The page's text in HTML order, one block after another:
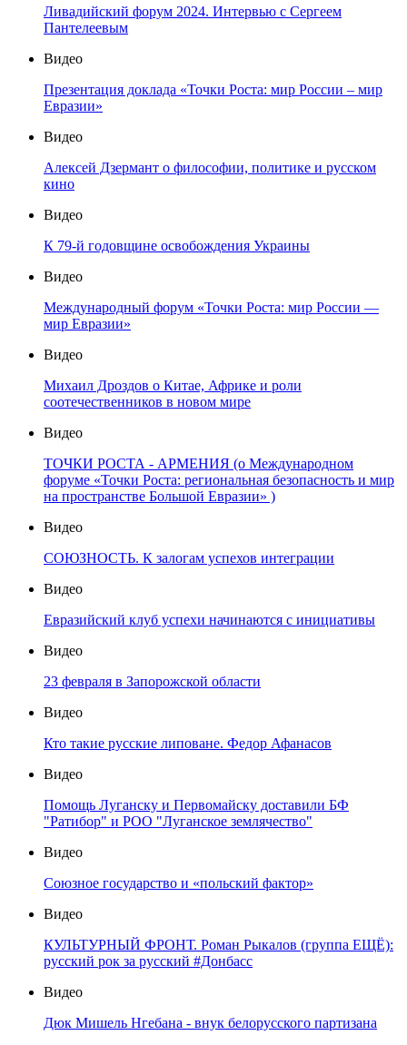
Ливадийский форум 2024. Интервью с Сергеем
Пантелеевым
Видео
Презентация доклада «Точки Роста: мир России – мир
Евразии»
Видео
Алексей Дзермант о философии, политике и русском
кино
Видео
К 79-й годовщине освобождения Украины
Видео
Международный форум «Точки Роста: мир России —
мир Евразии»
Видео
Михаил Дроздов о Китае, Африке и роли
соотечественников в новом мире
Видео
ТОЧКИ РОСТА - АРМЕНИЯ (о Международном
форуме «Точки Роста: региональная безопасность и мир
на пространстве Большой Евразии» )
Видео
СОЮЗНОСТЬ. К залогам успехов интеграции
Видео
Евразийский клуб успехи начинаются с инициативы
Видео
23 февраля в Запорожской области
Видео
Кто такие русские липоване. Федор Афанасов
Видео
Помощь Луганску и Первомайску доставили БФ
"Ратибор" и РОО "Луганское землячество"
Видео
Союзное государство и «польский фактор»
Видео
КУЛЬТУРНЫЙ ФРОНТ. Роман Рыкалов (группа ЕЩЁ):
русский рок за русский #Донбасс
Видео
Дюк Мишель Нгебана - внук белорусского партизана